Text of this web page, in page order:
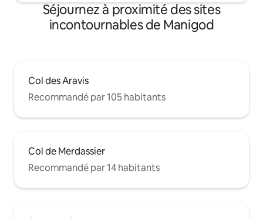
Séjournez à proximité des sites
incontournables de Manigod
Col des Aravis
Recommandé par 105 habitants
Col de Merdassier
Recommandé par 14 habitants